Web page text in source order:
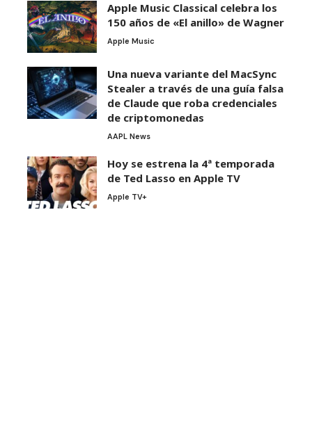
Apple Music Classical celebra los
150 años de «El anillo» de Wagner
Apple Music
Una nueva variante del MacSync
Stealer a través de una guía falsa
de Claude que roba credenciales
de criptomonedas
AAPL News
Hoy se estrena la 4ª temporada
de Ted Lasso en Apple TV
Apple TV+